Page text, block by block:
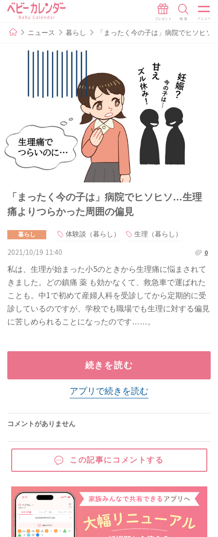
ニュース 暮らし 「まったく今の子は」病院でヒソヒ
「まったく今の子は」病院でヒソヒソ…生理
痛よりつらかった周囲の偏見
暮らし 体験談（暮らし） 生理（暮らし）
2021/10/19 11:40 0
私は、生理が始まった小5のときから生理痛に悩まされて
きました。どの鎮痛 薬 も効かなくて、救急車で運ばれた
ことも。中1で初めて産婦人科を受診してから定期的に受
診しているのですが、学校でも職場でも生理に対する偏見
に苦しめられることになったのです……。
続きを読む
アプリで続きを読む
コメントがありません
この記事にコメントする